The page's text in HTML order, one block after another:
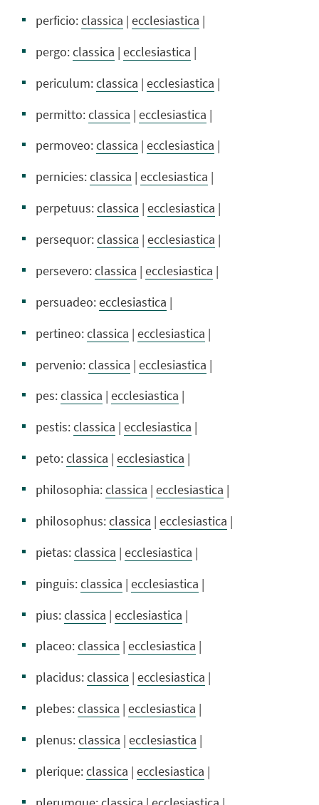
perficio:classica | ecclesiastica |
pergo:classica | ecclesiastica |
periculum:classica | ecclesiastica |
permitto:classica | ecclesiastica |
permoveo:classica | ecclesiastica |
pernicies:classica | ecclesiastica |
perpetuus:classica | ecclesiastica |
persequor:classica | ecclesiastica |
persevero:classica | ecclesiastica |
persuadeo:ecclesiastica |
pertineo:classica | ecclesiastica |
pervenio:classica | ecclesiastica |
pes:classica | ecclesiastica |
pestis:classica | ecclesiastica |
peto:classica | ecclesiastica |
philosophia:classica | ecclesiastica |
philosophus:classica | ecclesiastica |
pietas:classica | ecclesiastica |
pinguis:classica | ecclesiastica |
pius:classica | ecclesiastica |
placeo:classica | ecclesiastica |
placidus:classica | ecclesiastica |
plebes:classica | ecclesiastica |
plenus:classica | ecclesiastica |
plerique:classica | ecclesiastica |